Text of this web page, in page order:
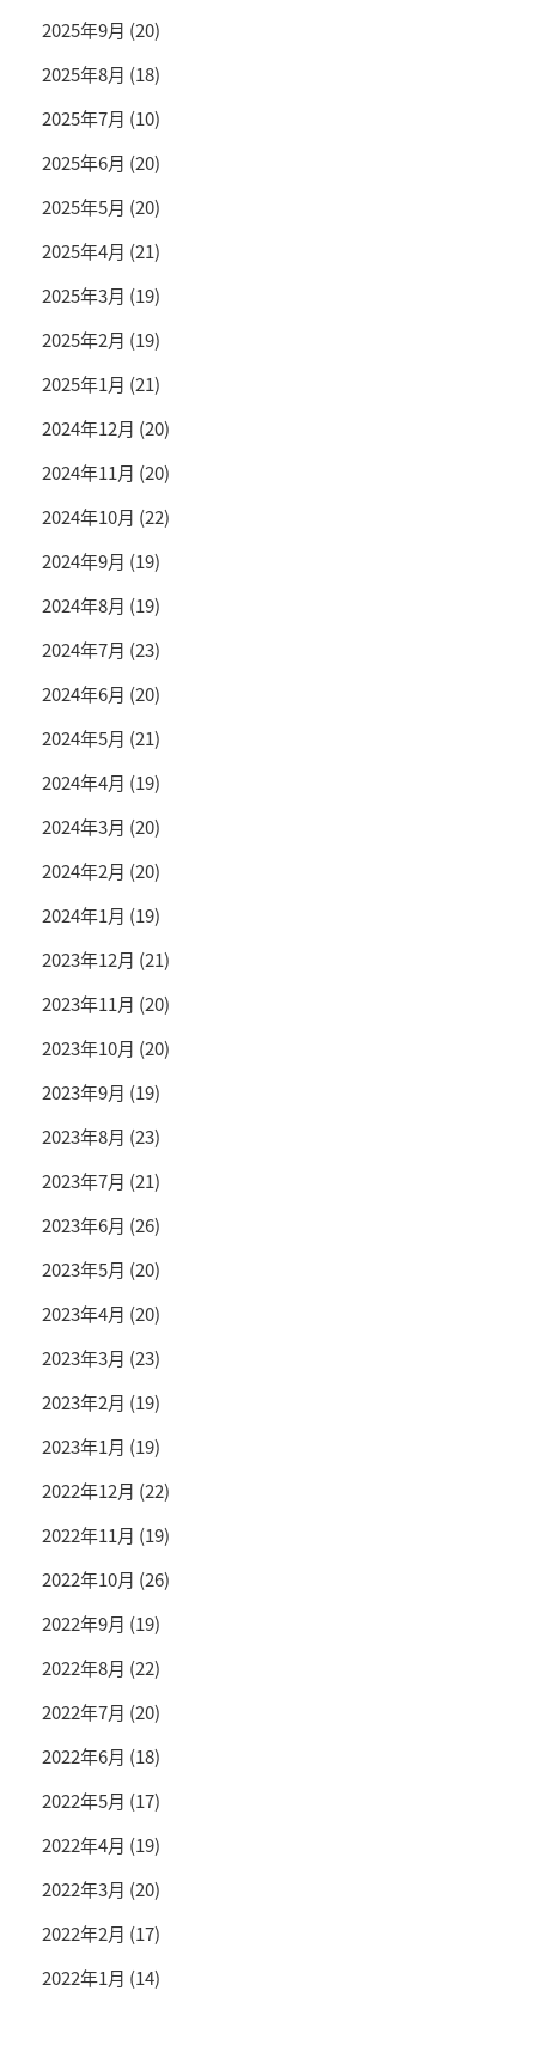
2025年9月 (20)
2025年8月 (18)
2025年7月 (10)
2025年6月 (20)
2025年5月 (20)
2025年4月 (21)
2025年3月 (19)
2025年2月 (19)
2025年1月 (21)
2024年12月 (20)
2024年11月 (20)
2024年10月 (22)
2024年9月 (19)
2024年8月 (19)
2024年7月 (23)
2024年6月 (20)
2024年5月 (21)
2024年4月 (19)
2024年3月 (20)
2024年2月 (20)
2024年1月 (19)
2023年12月 (21)
2023年11月 (20)
2023年10月 (20)
2023年9月 (19)
2023年8月 (23)
2023年7月 (21)
2023年6月 (26)
2023年5月 (20)
2023年4月 (20)
2023年3月 (23)
2023年2月 (19)
2023年1月 (19)
2022年12月 (22)
2022年11月 (19)
2022年10月 (26)
2022年9月 (19)
2022年8月 (22)
2022年7月 (20)
2022年6月 (18)
2022年5月 (17)
2022年4月 (19)
2022年3月 (20)
2022年2月 (17)
2022年1月 (14)